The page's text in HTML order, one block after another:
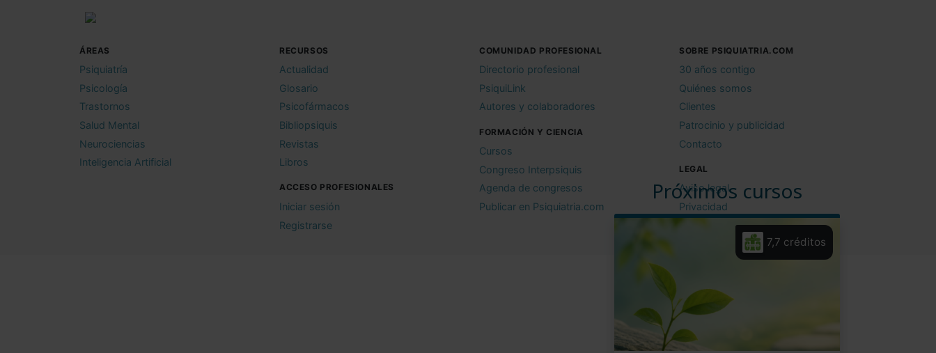
Próximos cursos
7,7 créditos
ÁREAS
Psiquiatría
Psicología
Trastornos
Salud Mental
Neurociencias
Inteligencia Artificial
RECURSOS
Actualidad
Glosario
Psicofármacos
Bibliopsiquis
Revistas
Libros
ACCESO PROFESIONALES
Iniciar sesión
Registrarse
COMUNIDAD PROFESIONAL
Directorio profesional
PsiquiLink
Autores y colaboradores
FORMACIÓN Y CIENCIA
Cursos
Congreso Interpsiquis
Agenda de congresos
Publicar en Psiquiatria.com
SOBRE PSIQUIATRIA.COM
30 años contigo
Quiénes somos
Clientes
Patrocinio y publicidad
Contacto
LEGAL
Aviso legal
Privacidad
Cookies
Condiciones de uso